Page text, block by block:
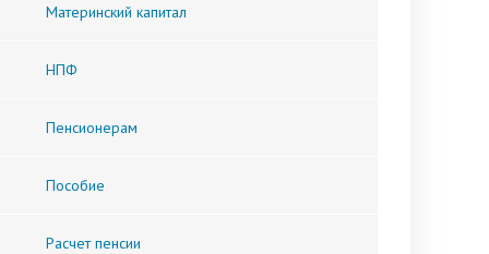
Материнский капитал
НПФ
Пенсионерам
Пособие
Расчет пенсии